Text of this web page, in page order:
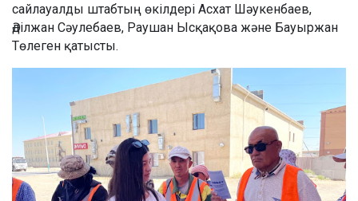
сайлауалды штабтың өкілдері Асхат Шәукенбаев,
Әділжан Сәулебаев, Раушан Ысқақова және Бауыржан
Төлеген қатысты.